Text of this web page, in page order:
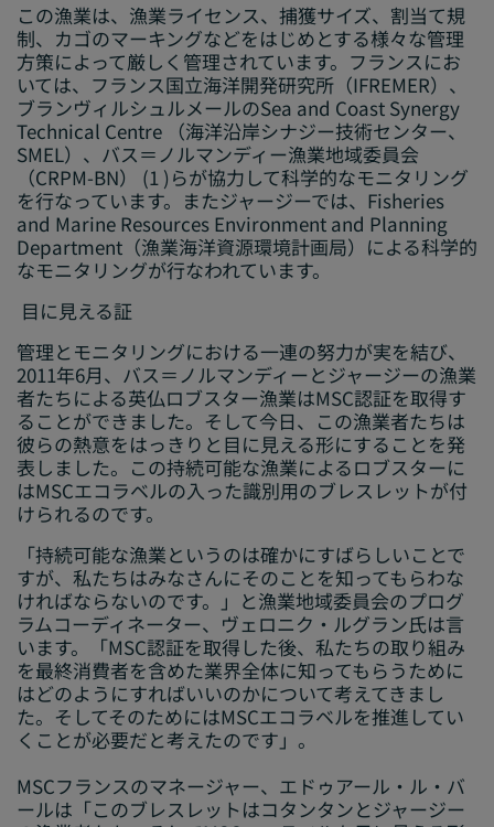
この漁業は、漁業ライセンス、捕獲サイズ、割当て規
制、カゴのマーキングなどをはじめとする様々な管理
方策によって厳しく管理されています。フランスにお
いては、フランス国立海洋開発研究所（IFREMER）、
ブランヴィルシュルメールのSea and Coast Synergy
Technical Centre （海洋沿岸シナジー技術センター、
SMEL）、バス＝ノルマンディー漁業地域委員会
（CRPM-BN） (1 ) らが協力して科学的なモニタリング
を行なっています。またジャージーでは、Fisheries
and Marine Resources Environment and Planning
Department（漁業海洋資源環境計画局）による科学的
なモニタリングが行なわれています。
目に見える証
管理とモニタリングにおける一連の努力が実を結び、
2011年6月、バス＝ノルマンディーとジャージーの漁業
者たちによる英仏ロブスター漁業はMSC認証を取得す
ることができました。そして今日、この漁業者たちは
彼らの熱意をはっきりと目に見える形にすることを発
表しました。この持続可能な漁業によるロブスターに
はMSCエコラベルの入った識別用のブレスレットが付
けられるのです。
「持続可能な漁業というのは確かにすばらしいことで
すが、私たちはみなさんにそのことを知ってもらわな
ければならないのです。」と漁業地域委員会のプログ
ラムコーディネーター、ヴェロニク・ルグラン氏は言
います。「MSC認証を取得した後、私たちの取り組み
を最終消費者を含めた業界全体に知ってもらうために
はどのようにすればいいのかについて考えてきまし
た。そしてそのためにはMSCエコラベルを推進してい
くことが必要だと考えたのです」。
MSCフランスのマネージャー、エドゥアール・ル・バ
ールは「このブレスレットはコタンタンとジャージー